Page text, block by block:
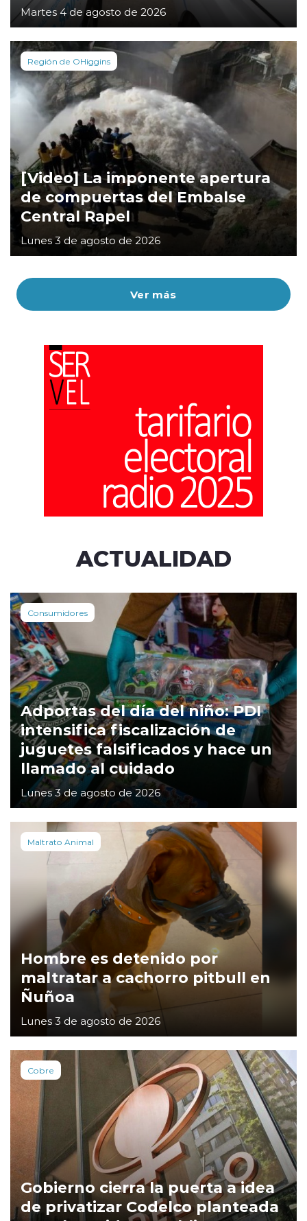
Ver más
Martes 4 de agosto de 2026
Región de OHiggins
[Video] La imponente apertura
de compuertas del Embalse
Central Rapel
Lunes 3 de agosto de 2026
ACTUALIDAD
Consumidores
Adportas del día del niño: PDI
intensifica fiscalización de
juguetes falsificados y hace un
llamado al cuidado
Lunes 3 de agosto de 2026
Maltrato Animal
Hombre es detenido por
maltratar a cachorro pitbull en
Ñuñoa
Lunes 3 de agosto de 2026
Cobre
Gobierno cierra la puerta a idea
de privatizar Codelco planteada